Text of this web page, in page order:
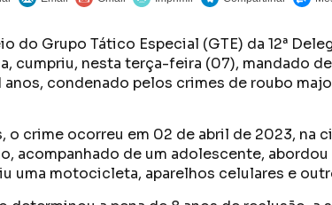
do Grupo Tático Especial (GTE) da 12ª
cumpriu, nesta terça-feira (07), mandado
anos, condenado pelos crimes de roubo
o crime ocorreu em 02 de abril de 2023, na
acompanhado de um adolescente,
uma motocicleta, aparelhos celulares e